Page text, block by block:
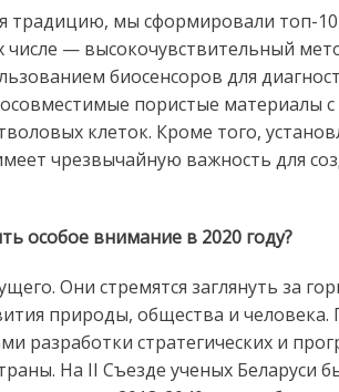
традицию, мы сформировали топ-
— высокочувствительный
биосенсоров для
пористые материалы
клеток. Кроме того,
чрезвычайную важность для
особое внимание в 2020 году?
Они стремятся заглянуть за
природы, общества и человека.
разработки стратегических и
На II Съезде ученых Беларуси